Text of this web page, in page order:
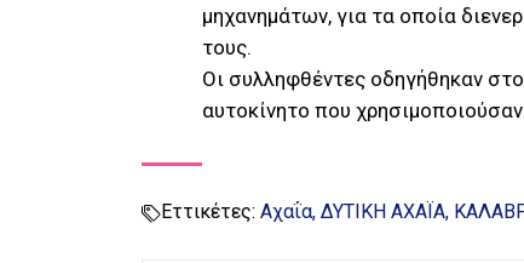
μηχανημάτων, για τα οποία
τους.
Οι συλληφθέντες οδηγήθηκαν
αυτοκίνητο που
Εττικέτες: Αχαΐα ΔΥΤΙΚΗ ΑΧΑΪΑ